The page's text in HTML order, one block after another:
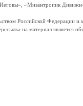
«Мизантропик
Российской
на материал является